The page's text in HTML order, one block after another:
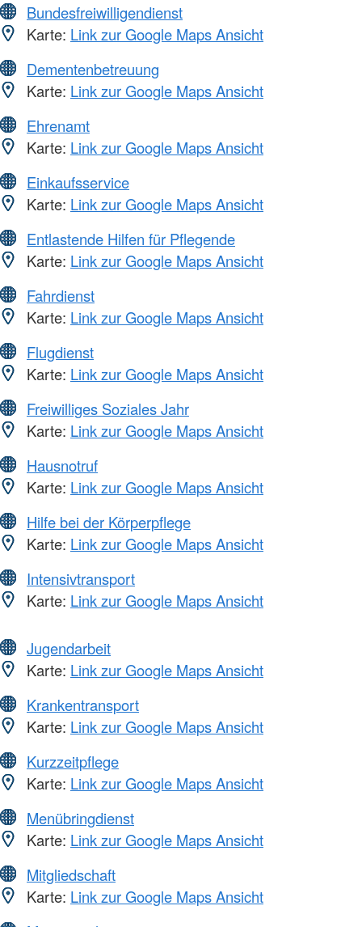
Bundesfreiwilligendienst
Karte: Link zur Google Maps Ansicht
Dementenbetreuung
Karte: Link zur Google Maps Ansicht
Ehrenamt
Karte: Link zur Google Maps Ansicht
Einkaufsservice
Karte: Link zur Google Maps Ansicht
Entlastende Hilfen für Pflegende
Karte: Link zur Google Maps Ansicht
Fahrdienst
Karte: Link zur Google Maps Ansicht
Flugdienst
Karte: Link zur Google Maps Ansicht
Freiwilliges Soziales Jahr
Karte: Link zur Google Maps Ansicht
Hausnotruf
Karte: Link zur Google Maps Ansicht
Hilfe bei der Körperpflege
Karte: Link zur Google Maps Ansicht
Intensivtransport
Karte: Link zur Google Maps Ansicht
Jugendarbeit
Karte: Link zur Google Maps Ansicht
Krankentransport
Karte: Link zur Google Maps Ansicht
Kurzzeitpflege
Karte: Link zur Google Maps Ansicht
Menübringdienst
Karte: Link zur Google Maps Ansicht
Mitgliedschaft
Karte: Link zur Google Maps Ansicht